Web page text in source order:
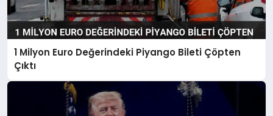
1 Milyon Euro Değerindeki Piyango Bileti Çöpten
Çıktı